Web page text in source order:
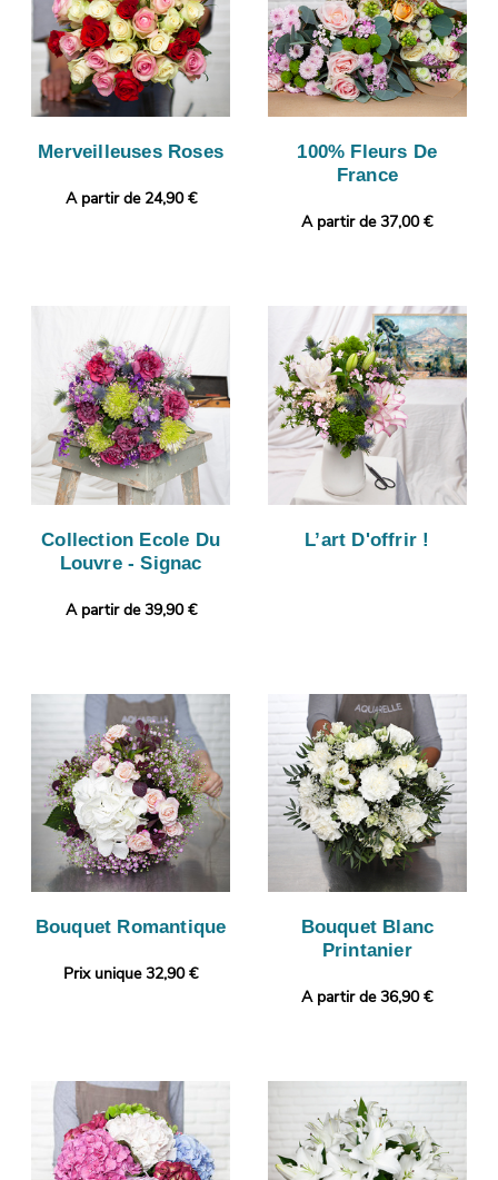
Merveilleuses Roses
A partir de 24,90 €
100% Fleurs De
France
A partir de 37,00 €
Collection Ecole Du
Louvre - Signac
A partir de 39,90 €
L’art D'offrir !
Bouquet Romantique
Prix unique 32,90 €
Bouquet Blanc
Printanier
A partir de 36,90 €